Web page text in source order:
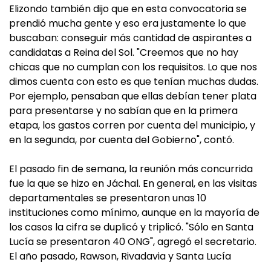
Elizondo también dijo que en esta convocatoria se
prendió mucha gente y eso era justamente lo que
buscaban: conseguir más cantidad de aspirantes a
candidatas a Reina del Sol. "Creemos que no hay
chicas que no cumplan con los requisitos. Lo que nos
dimos cuenta con esto es que tenían muchas dudas.
Por ejemplo, pensaban que ellas debían tener plata
para presentarse y no sabían que en la primera
etapa, los gastos corren por cuenta del municipio, y
en la segunda, por cuenta del Gobierno", contó.
El pasado fin de semana, la reunión más concurrida
fue la que se hizo en Jáchal. En general, en las visitas
departamentales se presentaron unas 10
instituciones como mínimo, aunque en la mayoría de
los casos la cifra se duplicó y triplicó. "Sólo en Santa
Lucía se presentaron 40 ONG", agregó el secretario.
El año pasado, Rawson, Rivadavia y Santa Lucía